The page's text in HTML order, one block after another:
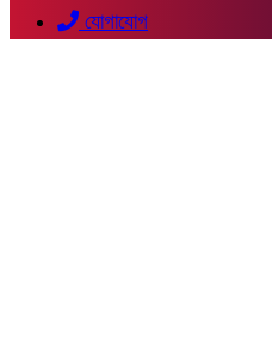
যোগাযোগ